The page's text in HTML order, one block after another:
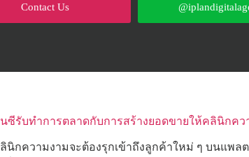
Contact Us
นซีรับทำการตลาดกับการสร้างยอดขายให้คลินิกค
กความงามจะต้องรุกเข้าถึงลูกค้าใหม่ ๆ บนแพ